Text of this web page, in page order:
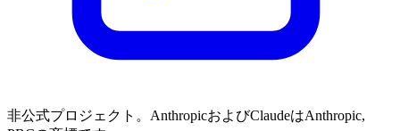
非公式プロジェクト。AnthropicおよびClaudeはAnthropic,